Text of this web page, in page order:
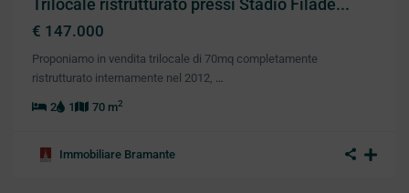
Trilocale ristrutturato pressi Stadio Filade...
€ 147.000
Proponiamo in vendita trilocale di 70mq completamente
ristrutturato internamente nel 2012, …
2 1 70 m2
Immobiliare Bramante